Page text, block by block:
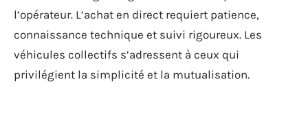
l’opérateur. L’achat en direct requiert patience,
connaissance technique et suivi rigoureux. Les
véhicules collectifs s’adressent à ceux qui
privilégient la simplicité et la mutualisation.